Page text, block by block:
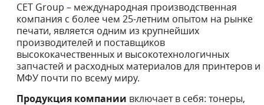
CET Group – международная производственная
компания с более чем 25-летним опытом на рынке
печати, является одним из крупнейших
производителей и поставщиков
высококачественных и высокотехнологичных
запчастей и расходных материалов для принтеров и
МФУ почти по всему миру.
Продукция компании включает в себя: тонеры,